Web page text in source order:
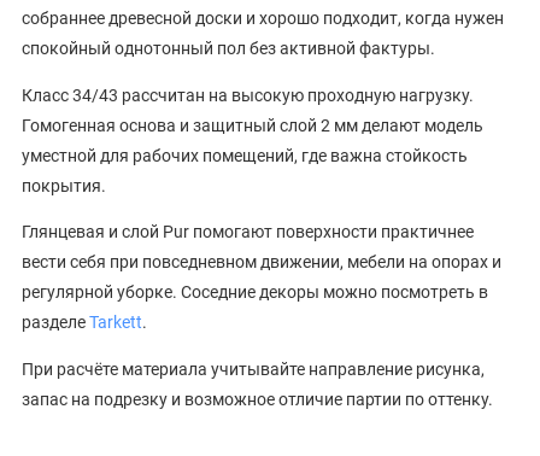
собраннее древесной доски и хорошо подходит, когда нужен
спокойный однотонный пол без активной фактуры.
Класс 34/43 рассчитан на высокую проходную нагрузку.
Гомогенная основа и защитный слой 2 мм делают модель
уместной для рабочих помещений, где важна стойкость
покрытия.
Глянцевая и слой Pur помогают поверхности практичнее
вести себя при повседневном движении, мебели на опорах и
регулярной уборке. Соседние декоры можно посмотреть в
разделеTarkett.
При расчёте материала учитывайте направление рисунка,
запас на подрезку и возможное отличие партии по оттенку.